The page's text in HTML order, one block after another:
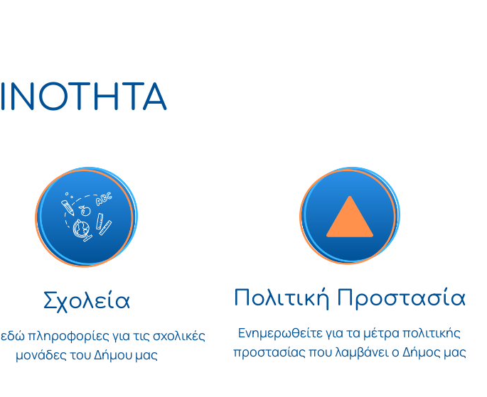
Σχολεία
εδώ πληροφορίες για τις σχολικές
μονάδες του Δήμου μας
Πολιτική Προστασία
Ενημερωθείτε για τα μέτρα πολιτικής
προστασίας που λαμβάνει ο Δήμος μας